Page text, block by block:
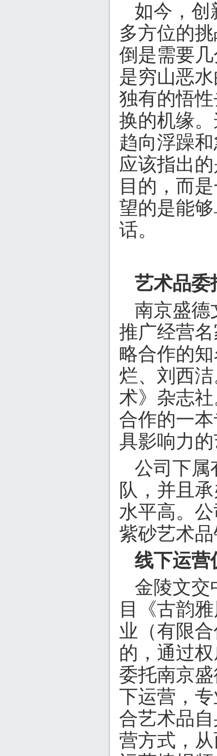
如今，创
多方位的
倒是需要
是穷山恶
独有的悟
换的机缘
趋向浮躁
应该指出
目的，而
望的是能
话。
艺术品委
南京盛德
推广经营
略合作的
烂、刘西
术》杂志
合作的一
具影响力
公司下属
队，并且
水平高。
紫砂艺术
线下运营
金陵文交
目《古韵
业（有限
的，通过
委托南京
下运营，
合艺术品
营方式，